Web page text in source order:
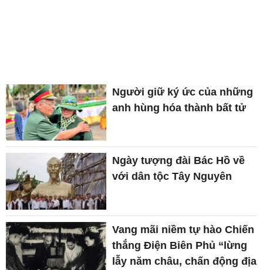
Người giữ ký ức của những
anh hùng hóa thành bất tử
Ngày tượng đài Bác Hồ về
với dân tộc Tây Nguyên
Vang mãi niềm tự hào Chiến
thắng Điện Biên Phủ “lừng
lẫy năm châu, chấn động địa